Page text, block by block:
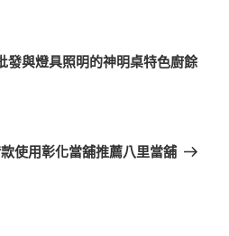
發與燈具照明的神明桌特色廚餘
使用彰化當舖推薦八里當舖